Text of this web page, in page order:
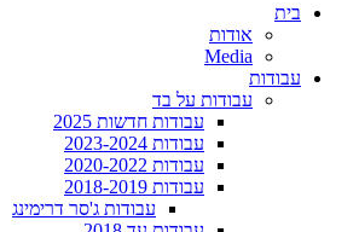
בית
אודות
Media
עבודות
עבודות על בד
עבודות חדשות 2025
עבודות 2023-2024
עבודות 2020-2022
עבודות 2018-2019
עבודות ג'סר דרימינג